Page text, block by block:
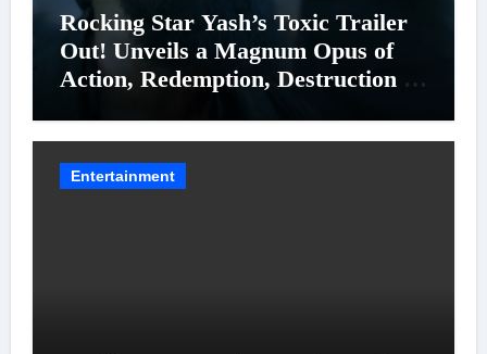
Rocking Star Yash’s Toxic Trailer
Out! Unveils a Magnum Opus of
Action, Redemption, Destruction &
Entertainment